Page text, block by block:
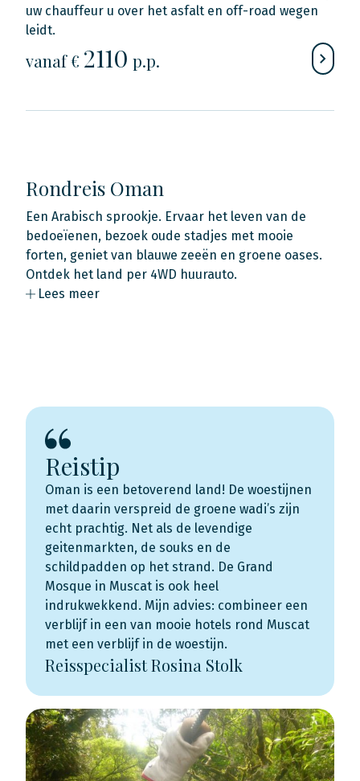
uw chauffeur u over het asfalt en off-road wegen
leidt.
vanaf € 2110 p.p.
Rondreis Oman
Een Arabisch sprookje. Ervaar het leven van de
bedoeïenen, bezoek oude stadjes met mooie
forten, geniet van blauwe zeeën en groene oases.
Ontdek het land per 4WD huurauto.
Lees meer
Reistip
Oman is een betoverend land! De woestijnen
met daarin verspreid de groene wadi’s zijn
echt prachtig. Net als de levendige
geitenmarkten, de souks en de
schildpadden op het strand. De Grand
Mosque in Muscat is ook heel
indrukwekkend. Mijn advies: combineer een
verblijf in een van mooie hotels rond Muscat
met een verblijf in de woestijn.
Reisspecialist Rosina Stolk